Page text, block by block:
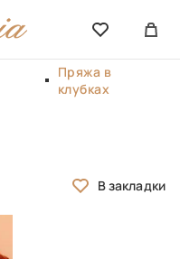
Пряжа в
клубках